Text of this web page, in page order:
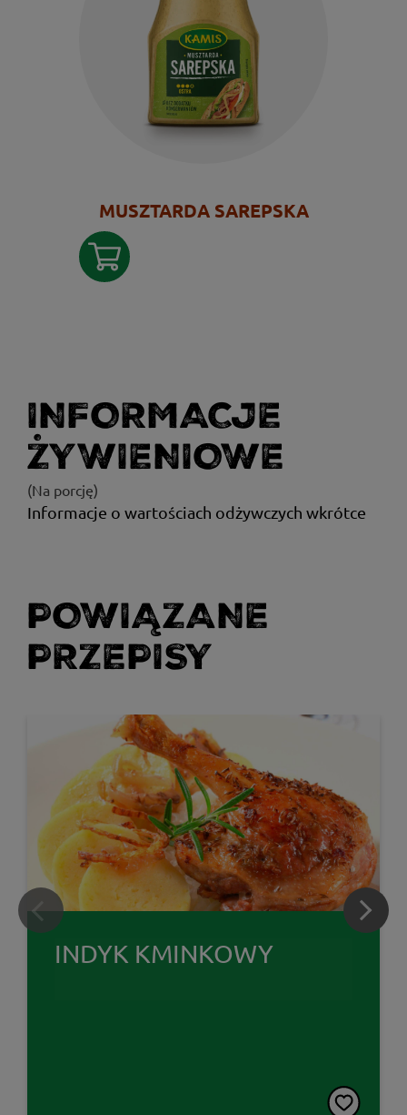
MUSZTARDA SAREPSKA
INFORMACJE
ŻYWIENIOWE
(Na porcję)
Informacje o wartościach odżywczych wkrótce
POWIĄZANE
PRZEPISY
INDYK KMINKOWY